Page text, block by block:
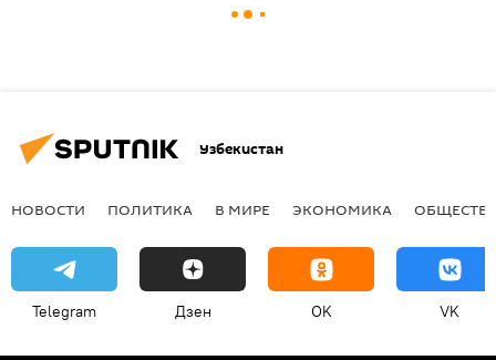
Узбекистан
НОВОСТИ ПОЛИТИКА В МИРЕ ЭКОНОМИКА
Telegram Дзен OK VK